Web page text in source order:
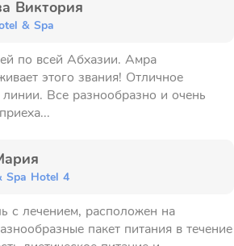
Виктория
& Spa
по всей Абхазии. Амра
этого звания! Отличное
Все разнообразно и очень
Spa Hotel 4
с лечением, расположен на
пакет питания в течение